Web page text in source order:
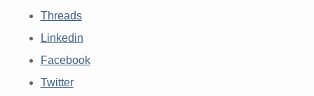
Threads
Linkedin
Facebook
Twitter